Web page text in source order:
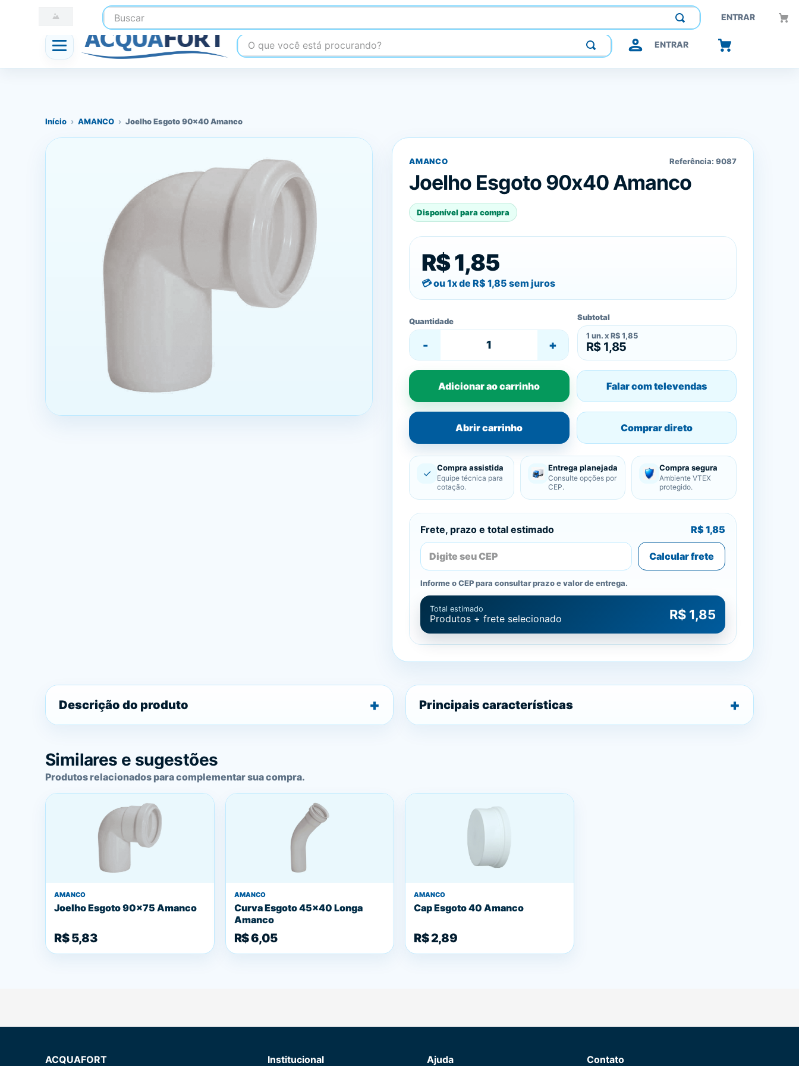
Buscar ENTRAR
☎ (41) 3247-1199 Construindo confiança, inovando o futuro.
O que você está procurando? ENTRAR
Início › AMANCO › Joelho Esgoto 90x40 Amanco
AMANCO Referência: 9087
Joelho Esgoto 90x40 Amanco
Disponível para compra
R$ 1,85
ou 1x de R$ 1,85 sem juros
Quantidade
- +
Subtotal
1 un. x R$ 1,85
R$ 1,85
Adicionar ao carrinho Falar com televendas
Abrir carrinho Comprar direto
✓ Compra assistida
Equipe técnica para
cotação.
Entrega planejada
Consulte opções por
CEP.
Compra segura
Ambiente VTEX
protegido.
Frete, prazo e total estimado R$ 1,85
Calcular frete
Informe o CEP para consultar prazo e valor de entrega.
Total estimado
Produtos + frete selecionado R$ 1,85
Descrição do produto Principais características
Similares e sugestões
Produtos relacionados para complementar sua compra.
AMANCO
Joelho Esgoto 90x75 Amanco
R$ 5,83
AMANCO
Curva Esgoto 45x40 Longa
Amanco
R$ 6,05
AMANCO
Cap Esgoto 40 Amanco
R$ 2,89
ACQUAFORT Institucional Ajuda Contato